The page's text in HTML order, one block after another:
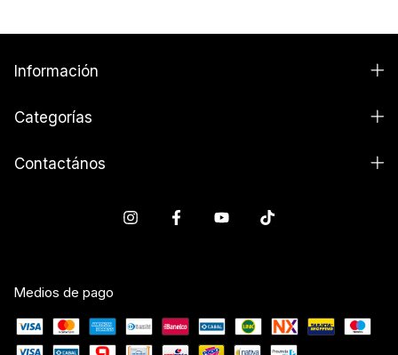
Información
Categorías
Contactános
Medios de pago